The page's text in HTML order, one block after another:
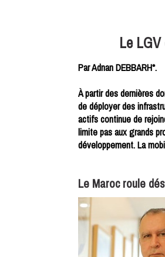
Le
Par Adnan DEBBARH*.
À partir des dernières
de déployer des
actifs continue de
limite pas aux grands
développement. La
Le Maroc roule